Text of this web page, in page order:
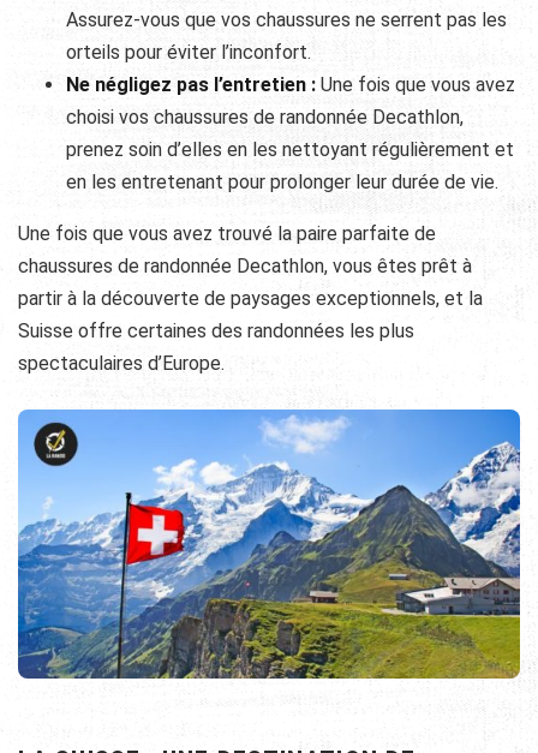
Assurez-vous que vos chaussures ne serrent pas les
orteils pour éviter l’inconfort.
Ne négligez pas l’entretien : Une fois que vous avez
choisi vos chaussures de randonnée Decathlon,
prenez soin d’elles en les nettoyant régulièrement et
en les entretenant pour prolonger leur durée de vie.
Une fois que vous avez trouvé la paire parfaite de
chaussures de randonnée Decathlon, vous êtes prêt à
partir à la découverte de paysages exceptionnels, et la
Suisse offre certaines des randonnées les plus
spectaculaires d’Europe.